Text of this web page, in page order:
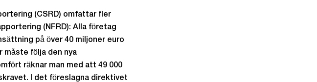
(CSRD) omfattar fler
(NFRD): Alla företag
på över 40 miljoner euro
måste följa den nya
räknar man med att 49 000
I det föreslagna direktivet